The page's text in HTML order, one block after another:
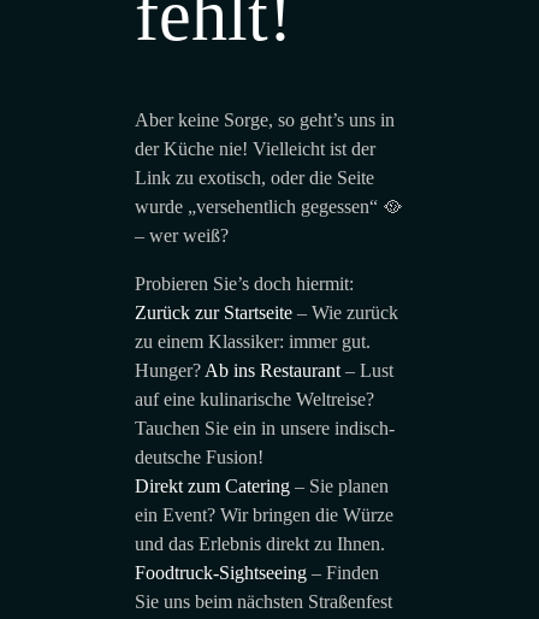
Aber keine Sorge, so geht’s uns in
der Küche nie! Vielleicht ist der
Link zu exotisch, oder die Seite
wurde „versehentlich gegessen“ 🥘
– wer weiß?
Probieren Sie’s doch hiermit:
Zurück zur Startseite – Wie zurück
zu einem Klassiker: immer gut.
Hunger? Ab ins Restaurant – Lust
auf eine kulinarische Weltreise?
Tauchen Sie ein in unsere indisch-
deutsche Fusion!
Direkt zum Catering – Sie planen
ein Event? Wir bringen die Würze
und das Erlebnis direkt zu Ihnen.
Foodtruck-Sightseeing – Finden
Sie uns beim nächsten Straßenfest